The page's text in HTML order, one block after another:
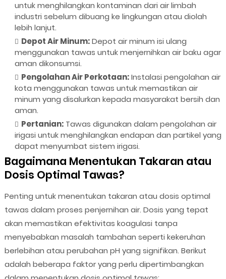
untuk menghilangkan kontaminan dari air limbah
industri sebelum dibuang ke lingkungan atau diolah
lebih lanjut.
Depot Air Minum:Depot air minum isi ulang
menggunakan tawas untuk menjernihkan air baku agar
aman dikonsumsi.
Pengolahan Air Perkotaan:Instalasi pengolahan air
kota menggunakan tawas untuk memastikan air
minum yang disalurkan kepada masyarakat bersih dan
aman.
Pertanian:Tawas digunakan dalam pengolahan air
irigasi untuk menghilangkan endapan dan partikel yang
dapat menyumbat sistem irigasi.
Bagaimana Menentukan Takaran atau
Dosis Optimal Tawas?
Penting untuk menentukan takaran atau dosis optimal
tawas dalam proses penjernihan air. Dosis yang tepat
akan memastikan efektivitas koagulasi tanpa
menyebabkan masalah tambahan seperti kekeruhan
berlebihan atau perubahan pH yang signifikan. Berikut
adalah beberapa faktor yang perlu dipertimbangkan